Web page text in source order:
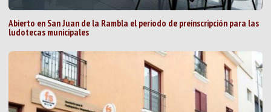
Abierto en San Juan de la Rambla el periodo de preinscripción para las
ludotecas municipales